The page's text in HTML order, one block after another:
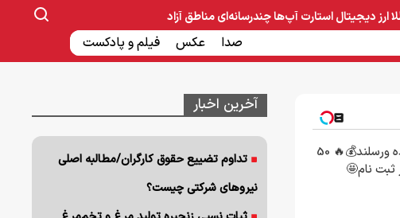
صنایع غذایی و دارویی ساخت و ساز بانک و بیمه
ارز دیجیتالاستارت آپ‌هاچندرسانه‌ای
صدا عکس فیلم و پادکست
مناطق آزاد
جشنواره فوق‌العاده ورسلند💰🔥 50
ثبت نام🤩
آخرین اخبار
تداوم تضییع حقوق کارگران/مطالبه اصلی
نیروهای شرکتی چیست؟